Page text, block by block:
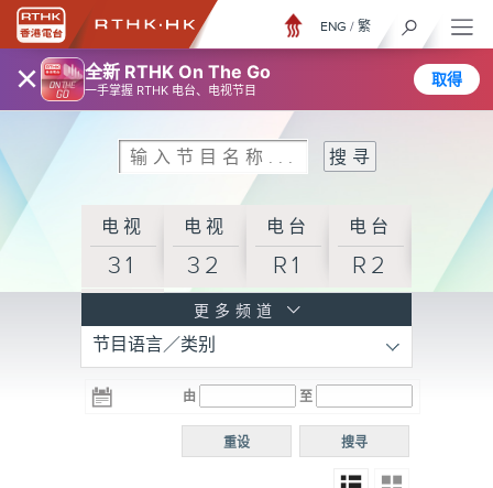
× 全新 RTHK On The Go
一手掌握 RTHK 电台、电视节目
取得
ENG / 繁
电视
31
电视
32
电台
R1
电台
R2
R3
电台 电台
R5
电台
普通
更多频道
节目语言／类别
由 至
搜寻
重设